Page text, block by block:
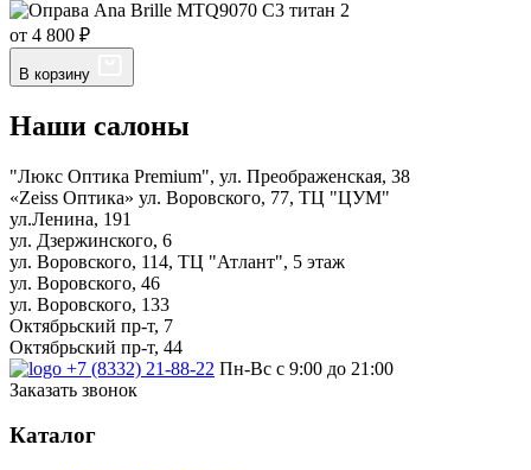
от 4 800 ₽
В корзину
Наши салоны
"Люкс Оптика Premium", ул. Преображенская, 38
«Zeiss Оптика» ул. Воровского, 77, ТЦ "ЦУМ"
ул.Ленина, 191
ул. Дзержинского, 6
ул. Воровского, 114, ТЦ "Атлант", 5 этаж
ул. Воровского, 46
ул. Воровского, 133
Октябрьский пр-т, 7
Октябрьский пр-т, 44
+7 (8332) 21-88-22 Пн-Вс с 9:00 до 21:00
Заказать звонок
Каталог